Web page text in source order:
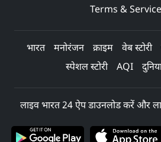
Terms &
भारत मनोरंजन क्राइम वेब स्टोरी
स्पेशल स्टोरी
AQI
लाइव भारत 24 ऐप डाउनलोड करें और